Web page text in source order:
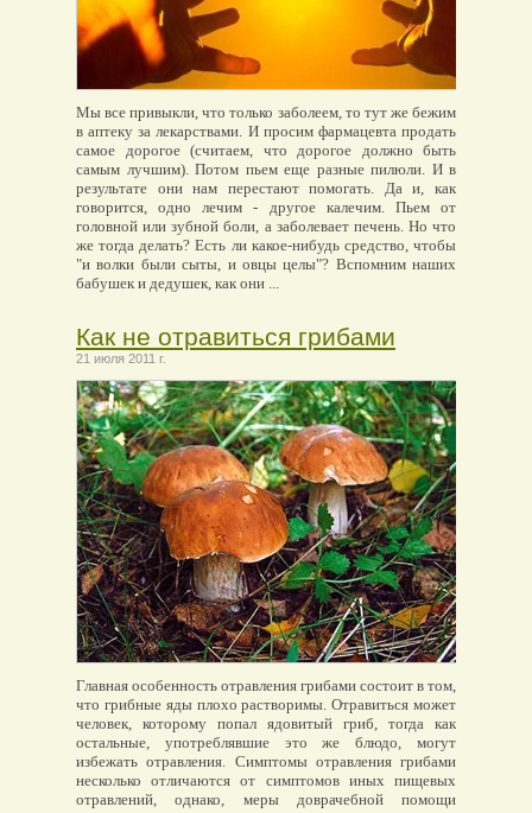
Мы все привыкли, что только заболеем, то тут же бежим
в аптеку за лекарствами. И просим фармацевта продать
самое дорогое (считаем, что дорогое должно быть
самым лучшим). Потом пьем еще разные пилюли. И в
результате они нам перестают помогать. Да и, как
говорится, одно лечим - другое калечим. Пьем от
головной или зубной боли, а заболевает печень. Но что
же тогда делать? Есть ли какое-нибудь средство, чтобы
"и волки были сыты, и овцы целы"? Вспомним наших
бабушек и дедушек, как они ...
Как не отравиться грибами
21 июля 2011 г.
Главная особенность отравления грибами состоит в том,
что грибные яды плохо растворимы. Отравиться может
человек, которому попал ядовитый гриб, тогда как
остальные, употреблявшие это же блюдо, могут
избежать отравления. Симптомы отравления грибами
несколько отличаются от симптомов иных пищевых
отравлений, однако, меры доврачебной помощи